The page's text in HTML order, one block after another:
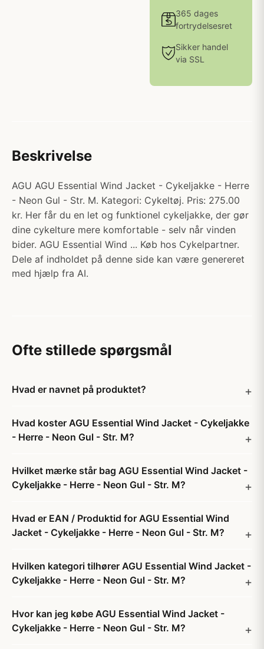
365 dages
fortrydelsesret
Sikker handel
via SSL
Beskrivelse
AGU AGU Essential Wind Jacket - Cykeljakke - Herre
- Neon Gul - Str. M. Kategori: Cykeltøj. Pris: 275.00
kr. Her får du en let og funktionel cykeljakke, der gør
dine cykelture mere komfortable - selv når vinden
bider. AGU Essential Wind ... Køb hos Cykelpartner.
Dele af indholdet på denne side kan være genereret
med hjælp fra AI.
Ofte stillede spørgsmål
Hvad er navnet på produktet?
Hvad koster AGU Essential Wind Jacket - Cykeljakke
- Herre - Neon Gul - Str. M?
Hvilket mærke står bag AGU Essential Wind Jacket -
Cykeljakke - Herre - Neon Gul - Str. M?
Hvad er EAN / Produktid for AGU Essential Wind
Jacket - Cykeljakke - Herre - Neon Gul - Str. M?
Hvilken kategori tilhører AGU Essential Wind Jacket -
Cykeljakke - Herre - Neon Gul - Str. M?
Hvor kan jeg købe AGU Essential Wind Jacket -
Cykeljakke - Herre - Neon Gul - Str. M?